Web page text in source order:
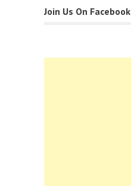
Join Us On Facebook